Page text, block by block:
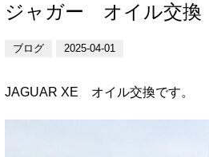
ジャガー オイル交換
ブログ 2025-04-01
JAGUAR XE オイル交換です。